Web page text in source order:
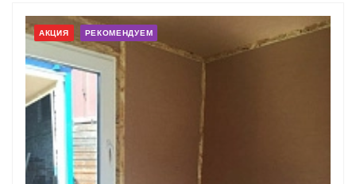
АКЦИЯ РЕКОМЕНДУЕМ